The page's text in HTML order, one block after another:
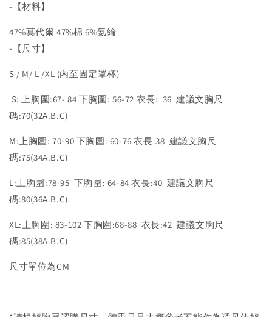
-【材料】
47%莫代爾 47%棉 6%氨綸
-【尺寸】
S / M/ L /XL (內至固定罩杯)
S: 上胸圍:67- 84 下胸圍: 56-72 衣長: 36 建議文胸尺
碼:70(32A.B.C)
M:上胸圍: 70-90 下胸圍: 60-76 衣長:38 建議文胸尺
碼:75(34A.B.C)
L:上胸圍:78-95 下胸圍: 64-84 衣長:40 建議文胸尺
碼:80(36A.B.C)
XL:上胸圍: 83-102 下胸圍:68-88 衣長:42 建議文胸尺
碼:85(38A.B.C)
尺寸單位為CM